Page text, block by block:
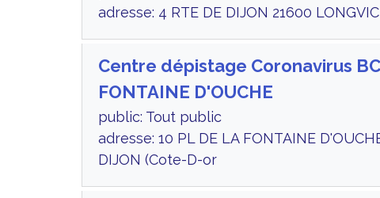
adresse: 4 RTE DE DIJON 21600
Centre dépistage Coronavirus
FONTAINE D'OUCHE
public: Tout public
adresse: 10 PL DE LA FONTAINE
DIJON (Cote-D-or